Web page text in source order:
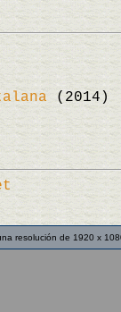
(2014)
resolución de 1920 x